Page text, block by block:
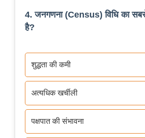
4. जनगणना (Census) विधि का सबसे
है?
शुद्धता की कमी
अत्यधिक खर्चीली
पक्षपात की संभावना